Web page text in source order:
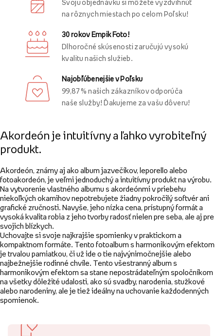
Svoju objednávku si môžete vyzdvihnúť
na rôznych miestach po celom Poľsku!
30 rokov Empik Foto!
Dlhoročné skúsenosti zaručujú vysokú
kvalitu našich služieb.
Najobľúbenejšie v Poľsku
99,87 % našich zákazníkov odporúča
naše služby! Ďakujeme za vašu dôveru!
Akordeón je intuitívny a ľahko vyrobiteľný
produkt.
Akordeón, známy aj ako album jazvečíkov, leporello alebo
fotoakordeón, je veľmi jednoduchý a intuitívny produkt na výrobu.
Na vytvorenie vlastného albumu s akordeónmi v priebehu
niekoľkých okamihov nepotrebujete žiadny pokročilý softvér ani
grafické zručnosti. Navyše, jeho nízka cena, prístupný formát a
vysoká kvalita robia z jeho tvorby radosť nielen pre seba, ale aj pre
svojich blízkych.
Uchovajte si svoje najkrajšie spomienky v praktickom a
kompaktnom formáte. Tento fotoalbum s harmonikovým efektom
je trvalou pamiatkou, či už ide o tie najvýnimočnejšie alebo
najbežnejšie rodinné chvíle. Tento všestranný album s
harmonikovým efektom sa stane nepostrádateľným spoločníkom
na všetky dôležité udalosti, ako sú svadby, narodenia, stužkové
alebo narodeniny, ale je tiež ideálny na uchovanie každodenných
spomienok.